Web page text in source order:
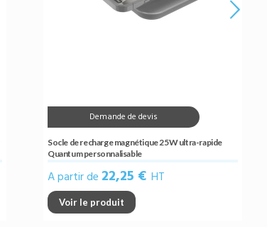
Demande de devis
Socle de recharge magnétique 25W ultra-rapide
Quantum personnalisable
A partir de 22,25 € HT
Voir le produit